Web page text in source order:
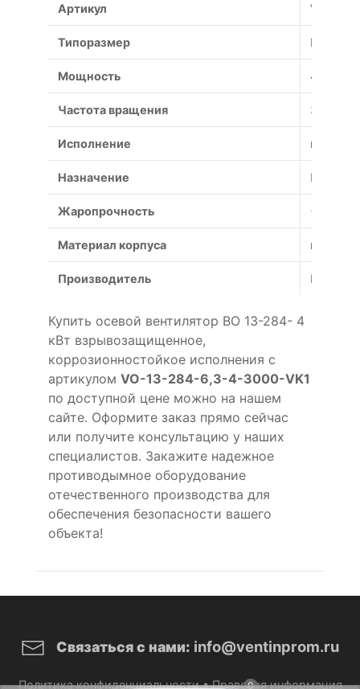
0
Артикул VO-13-
Типоразмер №
Мощность 4 кВт
Частота вращения 3000
Исполнение
Назначение
Жаропрочность +600°С
Материал корпуса
Производитель Россия
Купить осевой вентилятор ВО 13-284- 4
кВт взрывозащищенное,
коррозионностойкое исполнения с
артикулом VO-13-284-6,3-4-3000-VK1
по доступной цене можно на нашем
сайте. Оформите заказ прямо сейчас
или получите консультацию у наших
специалистов. Закажите надежное
противодымное оборудование
отечественного производства для
обеспечения безопасности вашего
объекта!
Связаться с нами: info@ventinprom.ru
Политика конфиденциальности•Правовая информация